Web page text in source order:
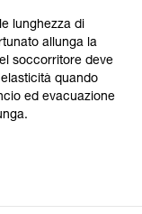
lunghezza di
allunga la
soccorritore deve
quando
ed evacuazione